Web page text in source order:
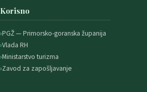
Korisno
PGŽ — Primorsko-goranska županija
Vlada RH
Ministarstvo turizma
Zavod za zapošljavanje